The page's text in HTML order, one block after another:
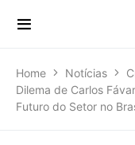
Home Notícias
Dilema de Carlos
Futuro do Setor no